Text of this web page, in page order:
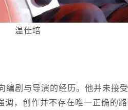
温仕培
剧与导演的经历。他并未接
，创作并不存在唯一正确的路